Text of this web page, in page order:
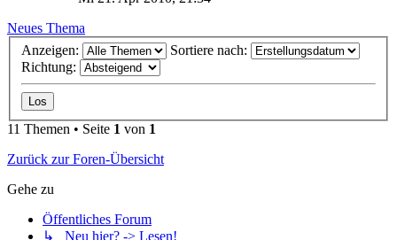
Neues Thema
Anzeigen:
Sortiere nach:
Richtung:
11 Themen • Seite 1 von 1
Zurück zur Foren-Übersicht
Gehe zu
Öffentliches Forum
↳ Neu hier? -> Lesen!